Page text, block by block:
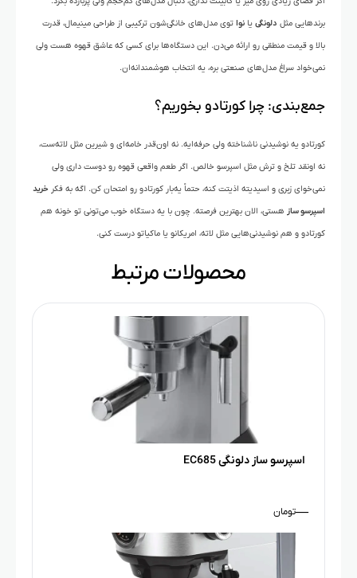
برندهایی مثل دلونگی یا نوا توی مدل‌های خانگی‌شون ترکیبی از طراحی مینیمال، قدرت
بالا و قیمت منطقی رو ارائه می‌دن. این دستگاه‌ها برای کسی که عاشق قهوه هست ولی
نمی‌خواد سراغ مدل‌های صنعتی بره، یه انتخاب هوشمندانه‌ان.
جمع‌بندی: چرا کورتادو بخوریم؟
کورتادو یه نوشیدنی ناشناخته ولی حرفه‌ایه. نه اون‌قدر خامه‌ای و شیرین مثل لاته‌ست،
نه اونقد تلخ و ترش مثل اسپرسو خالص. اگر طعم واقعی قهوه رو دوست داری ولی
نمی‌خوای زبری و اسیدیته اذیتت کنه، حتماً یه‌بار کورتادو رو امتحان کن. اگه به فکر خرید
اسپرسو ساز هستی، الان بهترین فرصته. چون با یه دستگاه خوب می‌تونی تو خونه هم
کورتادو و هم نوشیدنی‌هایی مثل لاته، امریکانو یا ماکیاتو درست کنی.
محصولات مرتبط
اسپرسو ساز دلونگی EC685
—تومان